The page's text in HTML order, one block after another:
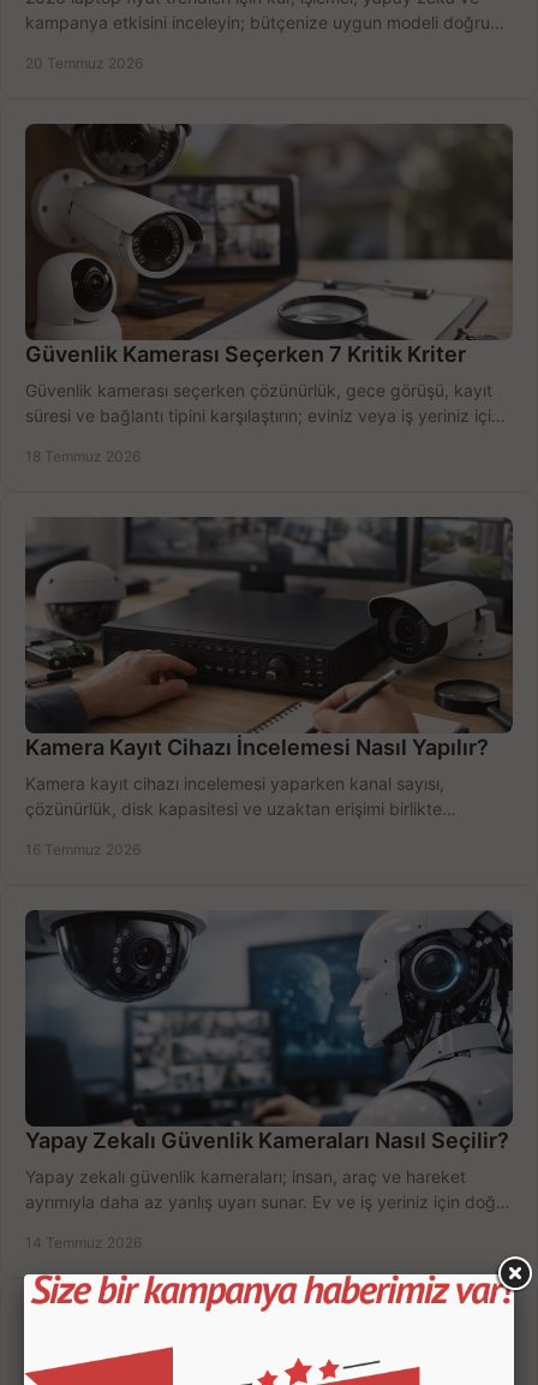
kampanya etkisini inceleyin; bütçenize uygun modeli doğru
20 Temmuz 2026
Güvenlik Kamerası Seçerken 7 Kritik Kriter
Güvenlik kamerası seçerken çözünürlük, gece görüşü, kayıt
süresi ve bağlantı tipini karşılaştırın; eviniz veya iş yeriniz için
18 Temmuz 2026
Kamera Kayıt Cihazı İncelemesi Nasıl Yapılır?
Kamera kayıt cihazı incelemesi yaparken kanal sayısı,
çözünürlük, disk kapasitesi ve uzaktan erişimi birlikte
16 Temmuz 2026
Yapay Zekalı Güvenlik Kameraları Nasıl Seçilir?
Yapay zekalı güvenlik kameraları; insan, araç ve hareket
ayrımıyla daha az yanlış uyarı sunar. Ev ve iş yeriniz için doğru
14 Temmuz 2026